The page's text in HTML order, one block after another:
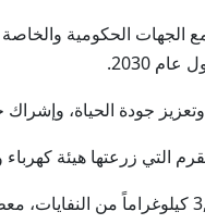
الحكومية
جودة الحياة، وإشراك